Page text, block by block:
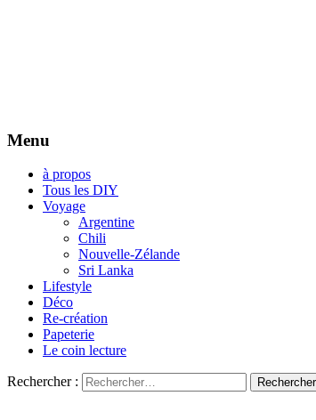
Menu
à propos
Tous les DIY
Voyage
Argentine
Chili
Nouvelle-Zélande
Sri Lanka
Lifestyle
Déco
Re-création
Papeterie
Le coin lecture
Rechercher :